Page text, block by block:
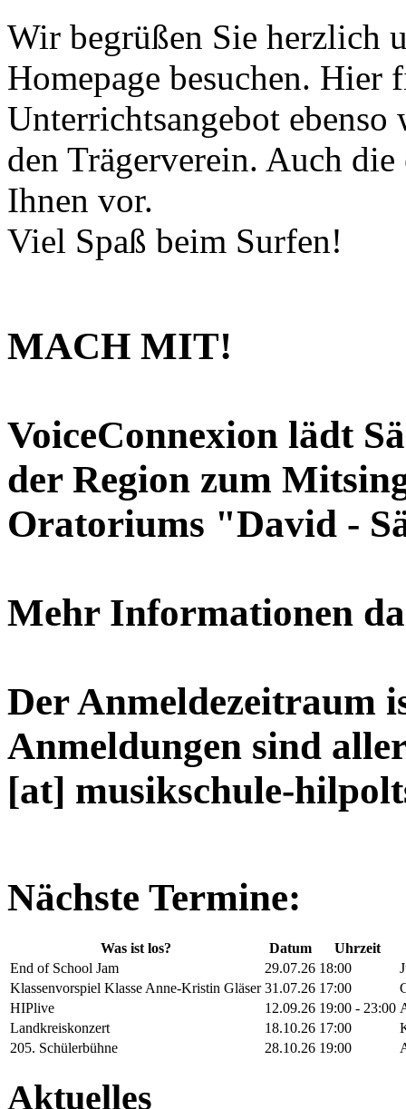
Wir begrüßen Sie herzlich
Homepage besuchen. Hier
Unterrichtsangebot ebenso
den Trägerverein. Auch
Ihnen vor.
Viel Spaß beim Surfen!
MACH MIT!
VoiceConnexion lädt
der Region zum
Oratoriums "David -
Mehr Informationen
Der Anmeldezeitraum
Anmeldungen sind
[at] musikschule-
Nächste Termine:
Was ist los? Datum
Uhrzeit
End of School Jam
29.07.26 18:00
Klassenvorspiel Klasse Anne-Kristin Gläser 31.07.26 17:00
HIPlive
12.09.26 19:00 - 23:00
Landkreiskonzert
18.10.26 17:00
205. Schülerbühne
28.10.26 19:00
Aktuelles